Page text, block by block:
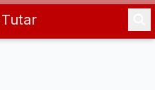
Tutar